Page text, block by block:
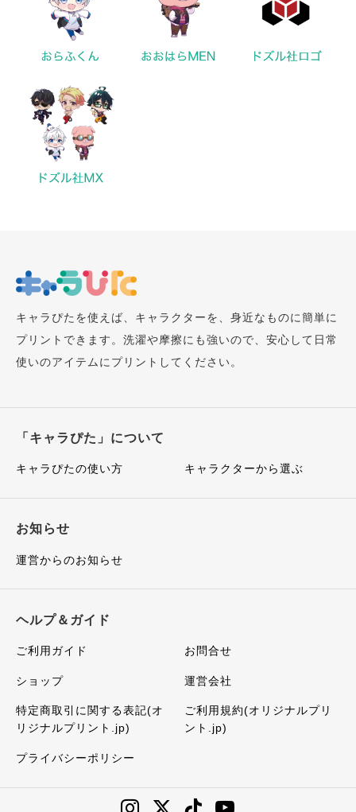
キャラぴたを使えば、キャラクターを、身近なものに簡単に
プリントできます。洗濯や摩擦にも強いので、安心して日常
使いのアイテムにプリントしてください。
「キャラぴた」について
キャラぴたの使い方 キャラクターから選ぶ
お知らせ
運営からのお知らせ
ヘルプ＆ガイド
ご利用ガイド お問合せ
ショップ 運営会社
特定商取引に関する表記(オ
リジナルプリント.jp)
ご利用規約(オリジナルプリ
ント.jp)
プライバシーポリシー